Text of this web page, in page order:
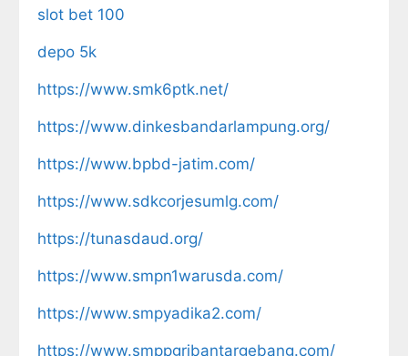
slot bet 100
depo 5k
https://www.smk6ptk.net/
https://www.dinkesbandarlampung.org/
https://www.bpbd-jatim.com/
https://www.sdkcorjesumlg.com/
https://tunasdaud.org/
https://www.smpn1warusda.com/
https://www.smpyadika2.com/
https://www.smppgribantargebang.com/